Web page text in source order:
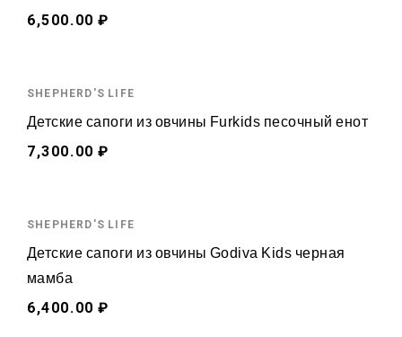
6,500.00 ₽
SHEPHERD'S LIFE
Детские сапоги из овчины Furkids песочный енот
7,300.00 ₽
SHEPHERD'S LIFE
Детские сапоги из овчины Godiva Kids черная
мамба
6,400.00 ₽